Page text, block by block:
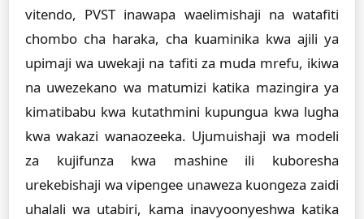
vitendo, PVST inawapa waelimishaji na watafiti
chombo cha haraka, cha kuaminika kwa ajili ya
upimaji wa uwekaji na tafiti za muda mrefu, ikiwa
na uwezekano wa matumizi katika mazingira ya
kimatibabu kwa kutathmini kupungua kwa lugha
kwa wakazi wanaozeeka. Ujumuishaji wa modeli
za kujifunza kwa mashine ili kuboresha
urekebishaji wa vipengee unaweza kuongeza zaidi
uhalali wa utabiri, kama inavyoonyeshwa katika